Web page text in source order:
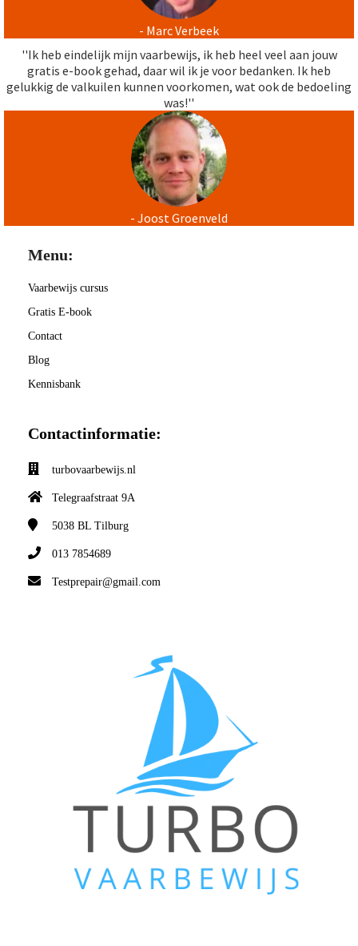
- Marc Verbeek
''Ik heb eindelijk mijn vaarbewijs, ik heb heel veel aan jouw
gratis e-book gehad, daar wil ik je voor bedanken. Ik heb
gelukkig de valkuilen kunnen voorkomen, wat ook de bedoeling
was!''
- Joost Groenveld
Menu:
Vaarbewijs cursus
Gratis E-book
Contact
Blog
Kennisbank
Contactinformatie:
turbovaarbewijs.nl
Telegraafstraat 9A
5038 BL Tilburg
013 7854689
Testprepair@gmail.com